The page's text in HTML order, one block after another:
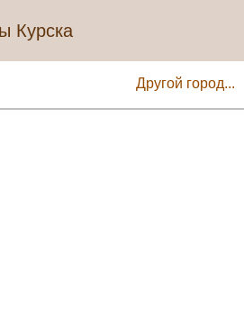
Курска
Другой город...